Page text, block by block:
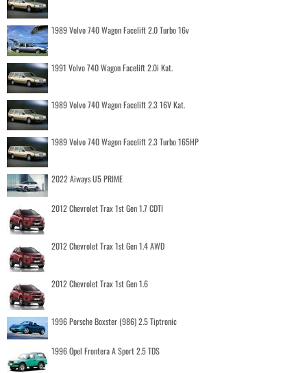
1989 Volvo 740 Wagon Facelift 2.0 Turbo 16v
1991 Volvo 740 Wagon Facelift 2.0i Kat.
1989 Volvo 740 Wagon Facelift 2.3 16V Kat.
1989 Volvo 740 Wagon Facelift 2.3 Turbo 165HP
2022 Aiways U5 PRIME
2012 Chevrolet Trax 1st Gen 1.7 CDTI
2012 Chevrolet Trax 1st Gen 1.4 AWD
2012 Chevrolet Trax 1st Gen 1.6
1996 Porsche Boxster (986) 2.5 Tiptronic
1996 Opel Frontera A Sport 2.5 TDS